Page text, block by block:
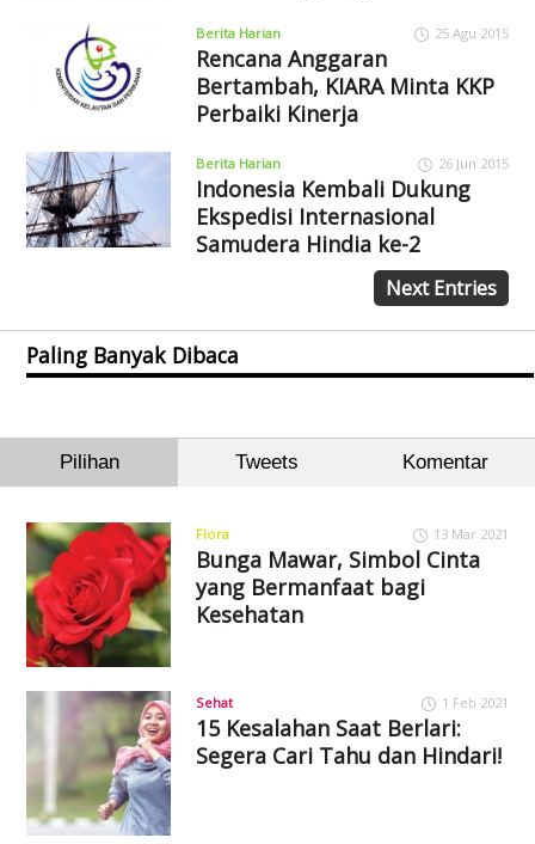
Berita Harian 25 Agu 2015
Rencana Anggaran
Bertambah, KIARA Minta KKP
Perbaiki Kinerja
Berita Harian 26 Jun 2015
Indonesia Kembali Dukung
Ekspedisi Internasional
Samudera Hindia ke-2
Next Entries
Paling Banyak Dibaca
Pilihan Tweets Komentar
Flora 13 Mar 2021
Bunga Mawar, Simbol Cinta
yang Bermanfaat bagi
Kesehatan
Sehat 1 Feb 2021
15 Kesalahan Saat Berlari:
Segera Cari Tahu dan Hindari!